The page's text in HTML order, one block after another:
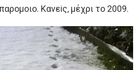
Κανεiς, μέχρι τo 2009.